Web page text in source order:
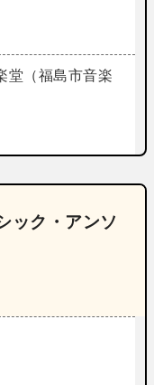
堂（福島市音楽
ック・アンソ